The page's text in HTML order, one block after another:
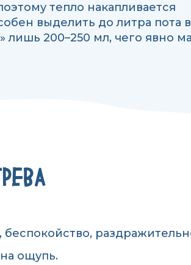
тепло накапливается
выделить до литра пота в
лишь 200–250 мл, чего явно
ощупь.